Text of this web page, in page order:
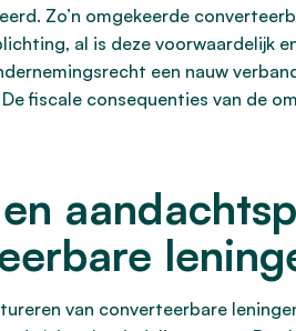
Zo’n omgekeerde
al is deze voorwaardelijk
een nauw
fiscale consequenties van de
en
van converteerbare